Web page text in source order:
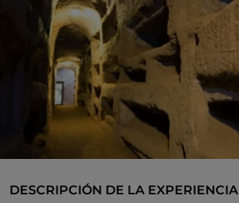
DESCRIPCIÓN DE LA EXPERIENCIA